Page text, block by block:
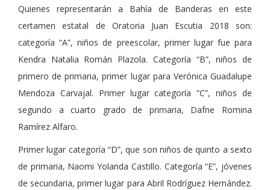
Quienes representarán a Bahía de Banderas en este
certamen estatal de Oratoria Juan Escutia 2018 son:
categoría “A”, niños de preescolar, primer lugar fue para
Kendra Natalia Román Plazola. Categoría “B”, niños de
primero de primaria, primer lugar para Verónica Guadalupe
Mendoza Carvajal. Primer lugar categoría “C”, niños de
segundo a cuarto grado de primaria, Dafne Romina
Ramírez Alfaro.
Primer lugar categoría “D”, que son niños de quinto a sexto
de primaria, Naomi Yolanda Castillo. Categoría “E”, jóvenes
de secundaria, primer lugar para Abril Rodríguez Hernández.